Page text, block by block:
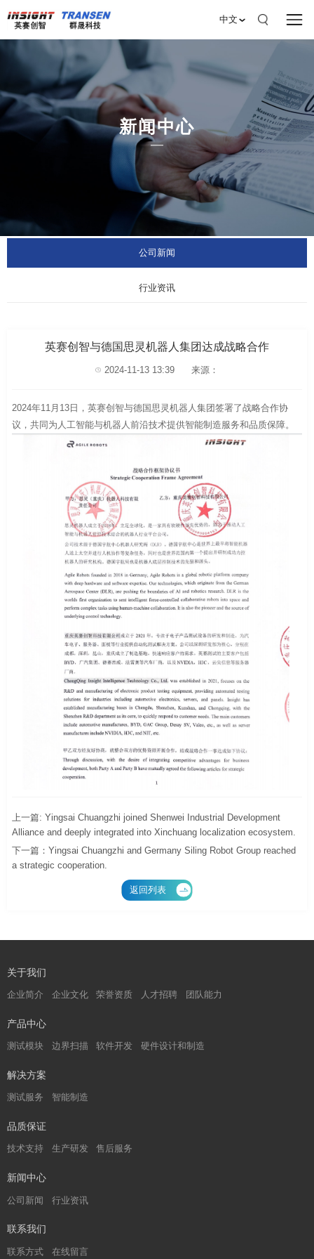
中文
新闻中心
公司新闻
行业资讯
英赛创智与德国思灵机器人集团达成战略合作
2024-11-13 13:39 来源：
2024年11月13日，英赛创智与德国思灵机器人集团签署了战略合作协
议，共同为人工智能与机器人前沿技术提供智能制造服务和品质保障。
上一篇: Yingsai Chuangzhi joined Shenwei Industrial Development
Alliance and deeply integrated into Xinchuang localization ecosystem.
下一篇：Yingsai Chuangzhi and Germany Siling Robot Group reached
a strategic cooperation.
返回列表
关于我们
企业简介 企业文化 荣誉资质 人才招聘 团队能力
产品中心
测试模块 边界扫描 软件开发 硬件设计和制造
解决方案
测试服务 智能制造
品质保证
技术支持 生产研发 售后服务
新闻中心
公司新闻 行业资讯
联系我们
联系方式 在线留言